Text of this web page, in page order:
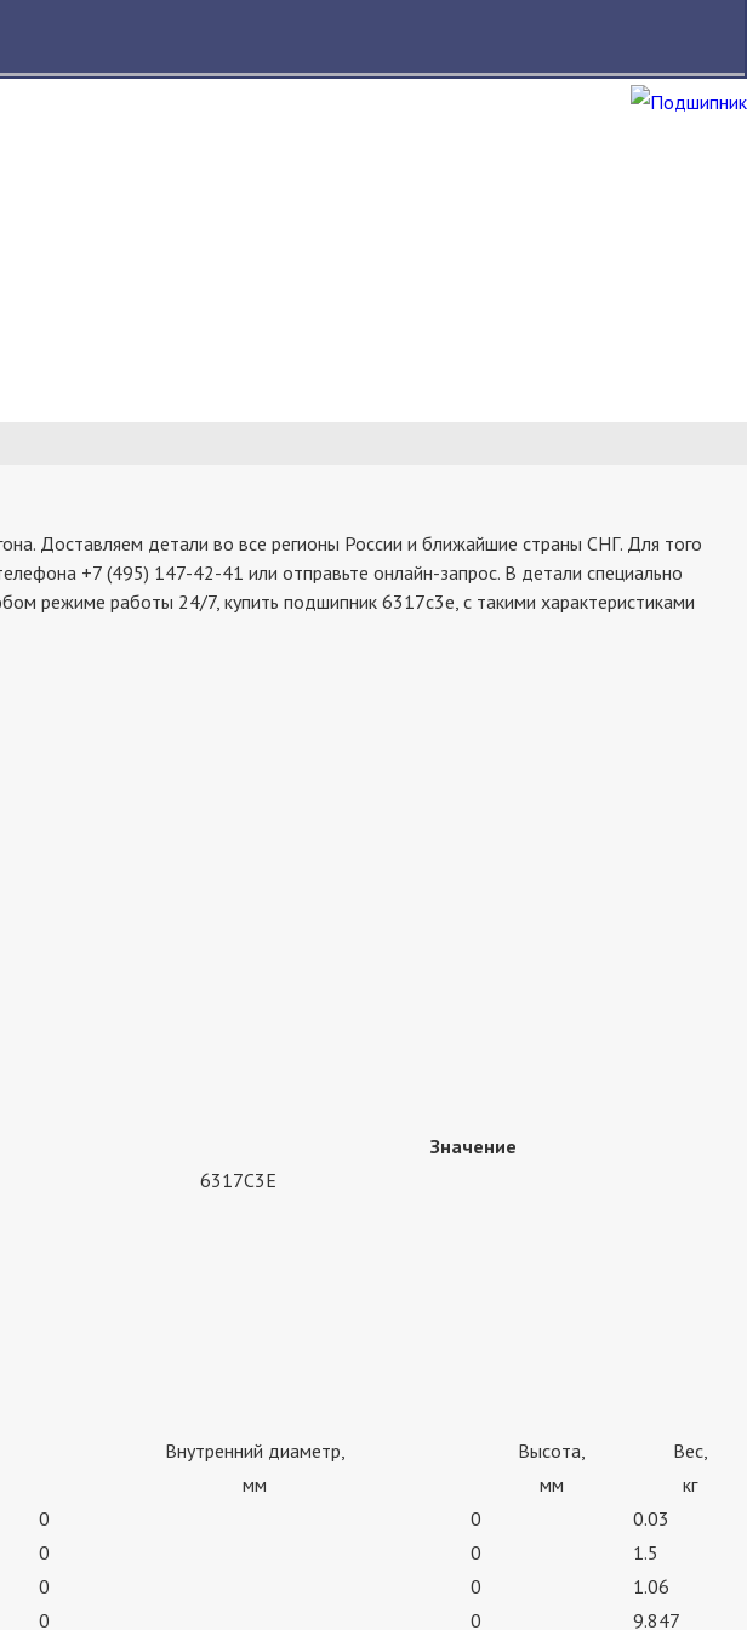
Доставляем детали во все регионы России и ближайшие страны СНГ. Для того
+7 (495) 147-42-41 или отправьте онлайн-запрос. В детали специально
режиме работы 24/7, купить подшипник 6317c3e, с такими характеристиками
Значение
6317C3E
Внутренний диаметр,
мм
Высота,
мм
Вес,
кг
0 0
0.03
0 0
1.5
0 0
1.06
0 0
9.847